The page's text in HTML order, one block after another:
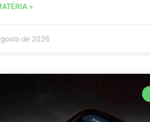
»
de 2026